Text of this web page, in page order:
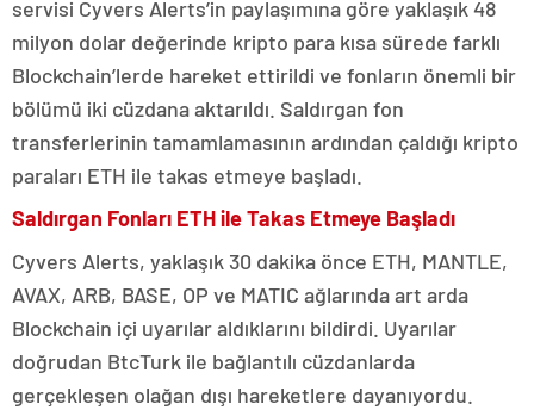
servisi Cyvers Alerts’in paylaşımına göre yaklaşık 48
milyon dolar değerinde kripto para kısa sürede farklı
Blockchain’lerde hareket ettirildi ve fonların önemli bir
bölümü iki cüzdana aktarıldı. Saldırgan fon
transferlerinin tamamlamasının ardından çaldığı kripto
paraları ETH ile takas etmeye başladı.
Saldırgan Fonları ETH ile Takas Etmeye Başladı
Cyvers Alerts, yaklaşık 30 dakika önce ETH, MANTLE,
AVAX, ARB, BASE, OP ve MATIC ağlarında art arda
Blockchain içi uyarılar aldıklarını bildirdi. Uyarılar
doğrudan BtcTurk ile bağlantılı cüzdanlarda
gerçekleşen olağan dışı hareketlere dayanıyordu.